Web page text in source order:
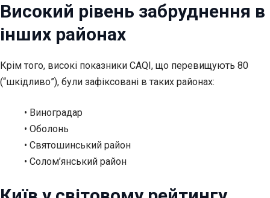
Високий рівень забруднення в
інших районах
Крім того, високі показники CAQI, що перевищують 80
(“шкідливо”), були зафіксовані в таких районах:
• Виноградар
• Оболонь
• Святошинський район
• Солом’янський район